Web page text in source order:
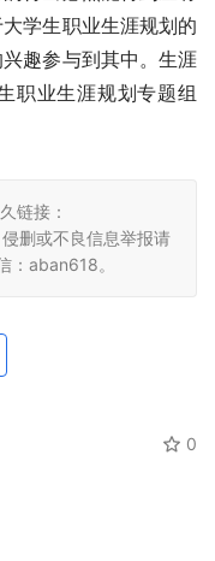
学生职业生涯规划的
趣参与到其中。生涯
职业生涯规划专题组
链接：
侵删或不良信息举报请
：aban618。
0